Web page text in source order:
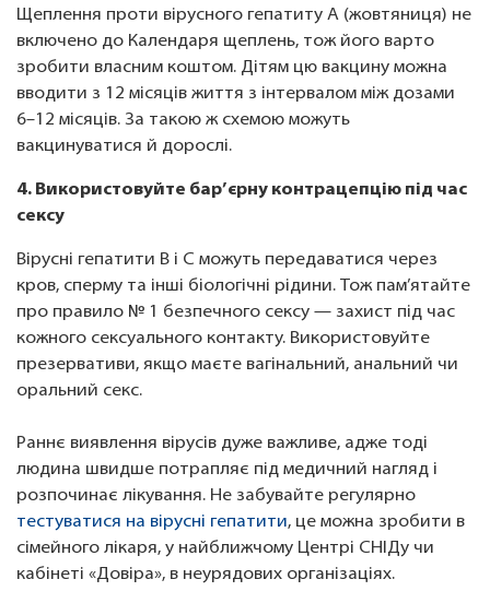
Щеплення проти вірусного гепатиту A (жовтяниця) не
включено до Календаря щеплень, тож його варто
зробити власним коштом. Дітям цю вакцину можна
вводити з 12 місяців життя з інтервалом між дозами
6–12 місяців. За такою ж схемою можуть
вакцинуватися й дорослі.
4. Використовуйте бар’єрну контрацепцію під час
сексу
Вірусні гепатити B і C можуть передаватися через
кров, сперму та інші біологічні рідини. Тож пам’ятайте
про правило № 1 безпечного сексу — захист під час
кожного сексуального контакту. Використовуйте
презервативи, якщо маєте вагінальний, анальний чи
оральний секс.
Раннє виявлення вірусів дуже важливе, адже тоді
людина швидше потрапляє під медичний нагляд і
розпочинає лікування. Не забувайте регулярно
тестуватися на вірусні гепатити, це можна зробити в
сімейного лікаря, у найближчому Центрі СНІДу чи
кабінеті «Довіра», в неурядових організаціях.